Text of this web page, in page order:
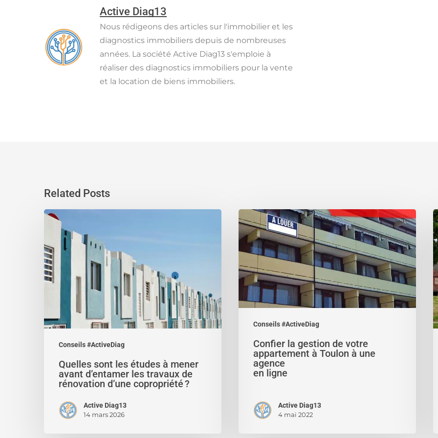
Active Diag13
Nous rédigeons des articles sur l'immobilier et les
diagnostics immobiliers depuis de nombreuses
années. La société Active Diag13 s'emploie à
réaliser des diagnostics immobiliers pour la vente
et la location de biens immobiliers.
Related Posts
Conseils #ActiveDiag
Quelles
études
à
mener
avant
les
travaux
d’une
copropriété ?
Quelles sont les études à mener
avant d’entamer les travaux de
rénovation d’une copropriété ?
Active Diag13
14 mars 2026
Conseils #ActiveDiag
Confier
la
gestion
de
votre
appartement
Toulon
agence
ligne
Confier la gestion de votre
appartement à Toulon à une
agence
en ligne
Active Diag13
4 mai 2022
:
il
y